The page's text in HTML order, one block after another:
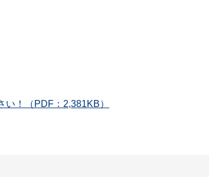
い！（PDF：2,381KB）